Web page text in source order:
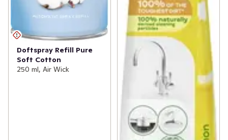
Doftspray Refill Pure
Soft Cotton
250 ml, Air Wick